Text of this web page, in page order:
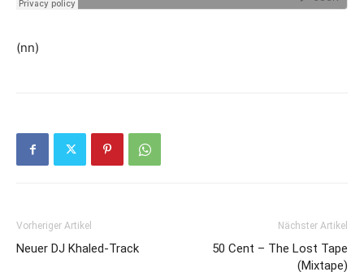
(nn)
Vorheriger Artikel
Neuer DJ Khaled-Track
Nächster Artikel
50 Cent – The Lost Tape
(Mixtape)